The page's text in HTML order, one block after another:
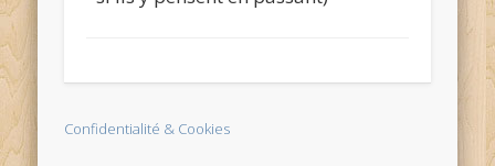
Confidentialité & Cookies